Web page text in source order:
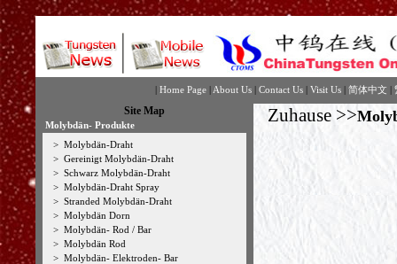
| Home Page | About Us | Contact Us | Visit Us | 简体中文 |
Site Map
Molybdän- Produkte
> Molybdän-Draht
> Gereinigt Molybdän-Draht
> Schwarz Molybdän-Draht
> Molybdän-Draht Spray
> Stranded Molybdän-Draht
> Molybdän Dorn
> Molybdän- Rod / Bar
> Molybdän Rod
> Molybdän- Elektroden- Bar
Zuhause >>